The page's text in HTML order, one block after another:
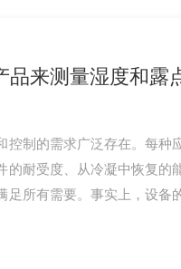
品来测量湿度和露
控制的需求广泛存在。每种
的耐受度、从冷凝中恢复的
足所有需要。事实上，设备
感器上产生冷凝水，若环